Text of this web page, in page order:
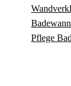
Pflege